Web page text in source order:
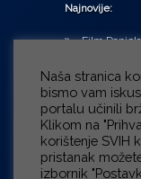
Najnovije:
Film
Green
U središtu
Od petka
u Zagrebu
zaklon od
‘Ni med
Naša stranica
bismo vam
portalu učinili
Klikom na
korištenje SVIH
pristanak
izbornik